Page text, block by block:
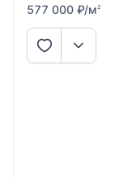
577 000 ₽/м2